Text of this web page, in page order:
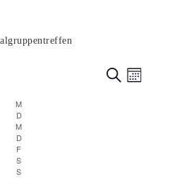
M
M
D
M
D
F
S
S